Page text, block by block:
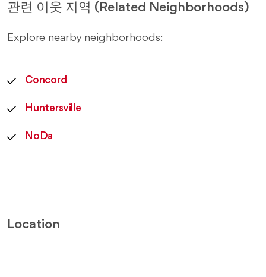
관련 이웃 지역 (Related Neighborhoods)
Explore nearby neighborhoods:
Concord
Huntersville
NoDa
Location